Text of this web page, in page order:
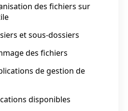
des fichiers sur
et sous-dossiers
des fichiers
de gestion de
disponibles